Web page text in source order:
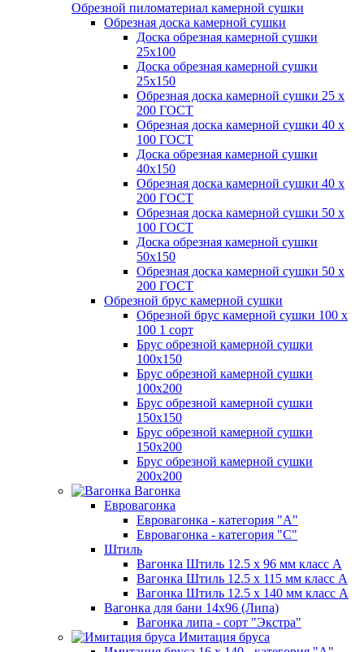
Обрезной пиломатериал камерной сушки
Обрезная доска камерной сушки
Доска обрезная камерной сушки
25х100
Доска обрезная камерной сушки
25х150
Обрезная доска камерной сушки 25 х
200 ГОСТ
Обрезная доска камерной сушки 40 х
100 ГОСТ
Доска обрезная камерной сушки
40х150
Обрезная доска камерной сушки 40 х
200 ГОСТ
Обрезная доска камерной сушки 50 х
100 ГОСТ
Доска обрезная камерной сушки
50х150
Обрезная доска камерной сушки 50 х
200 ГОСТ
Обрезной брус камерной сушки
Обрезной брус камерной сушки 100 х
100 1 сорт
Брус обрезной камерной сушки
100х150
Брус обрезной камерной сушки
100х200
Брус обрезной камерной сушки
150х150
Брус обрезной камерной сушки
150х200
Брус обрезной камерной сушки
200х200
Вагонка
Евровагонка
Евровагонка - категория "А"
Евровагонка - категория "С"
Штиль
Вагонка Штиль 12.5 х 96 мм класс А
Вагонка Штиль 12.5 х 115 мм класс А
Вагонка Штиль 12.5 х 140 мм класс А
Вагонка для бани 14х96 (Липа)
Вагонка липа - сорт "Экстра"
Имитация бруса